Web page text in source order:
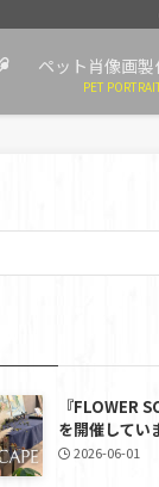
ペット肖像画製
PET
『FLOWER
を開催してい
2026-06-01